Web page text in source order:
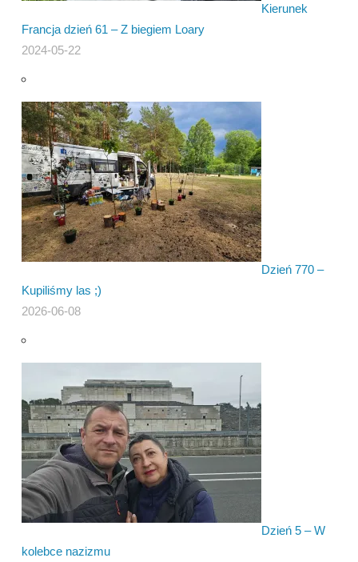
Kierunek
Francja dzień 61 – Z biegiem Loary
2024-05-22
Dzień 770 –
Kupiliśmy las ;)
2026-06-08
Dzień 5 – W
kolebce nazizmu